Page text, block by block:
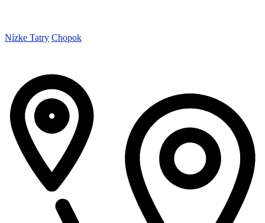
Nízke Tatry Chopok